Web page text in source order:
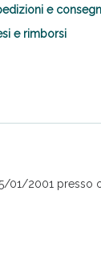
e
e rimborsi
01/2001 presso